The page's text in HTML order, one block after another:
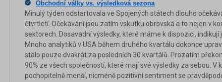
Obchodní války vs. výsledková sezona
Minulý týden odstartovala ve Spojených státech dlouho
čtvrtletí. Očekávání jsou zatím vskutku obrovská a to nejen v
sektorech. Dosavadní výsledky, které máme k dispozici,
Mnoho analytiků v USA během druhého kvartálu dokonce
stalo pouze dvakrát za posledních 30 kvartálů. Prozatím
90% ze všech společností, které mají své výsledky za sebou.
pochopitelně menší, nicméně pozitivní sentiment se